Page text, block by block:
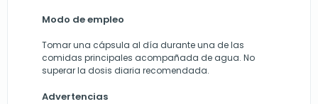
Modo de empleo
Tomar una cápsula al día durante una de las
comidas principales acompañada de agua. No
superar la dosis diaria recomendada.
Advertencias